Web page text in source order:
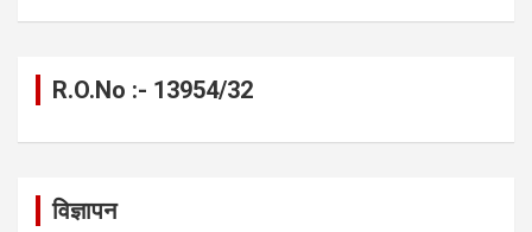
R.O.No :- 13954/32
विज्ञापन